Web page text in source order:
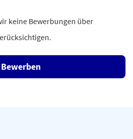
keine Bewerbungen über
Bewerben